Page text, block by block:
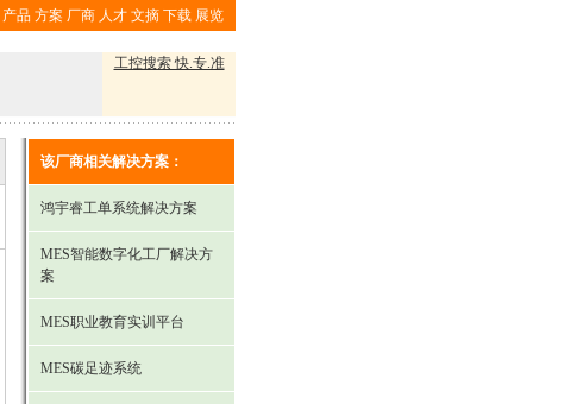
产品 方案 厂商 人才 文摘 下载 展览
工控搜索 快.专.准
该厂商相关解决方案：
鸿宇睿工单系统解决方案
MES智能数字化工厂解决方
案
MES职业教育实训平台
MES碳足迹系统